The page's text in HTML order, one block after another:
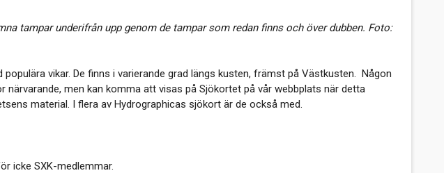
tampar underifrån upp genom de tampar som redan finns och över dubben. Foto:
vikar. De finns i varierande grad längs kusten, främst på Västkusten. Någon
men kan komma att visas på Sjökortet på vår webbplats när detta
material. I flera av Hydrographicas sjökort är de också med.
icke SXK-medlemmar.